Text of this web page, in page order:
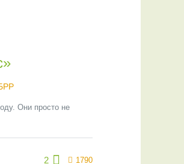
Они просто не
2 1790